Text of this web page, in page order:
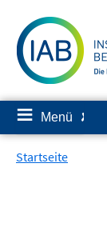
zum
Inhalt
≡ Menü ✘
Startseite